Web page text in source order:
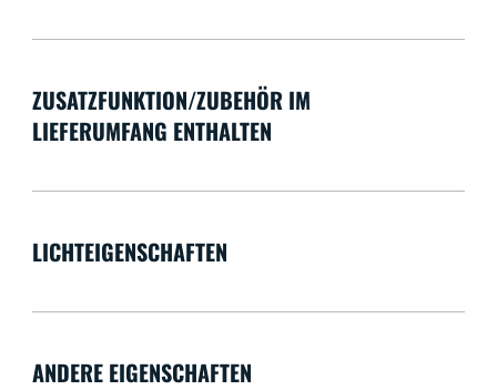
ZUSATZFUNKTION/ZUBEHÖR IM
LIEFERUMFANG ENTHALTEN
LICHTEIGENSCHAFTEN
ANDERE EIGENSCHAFTEN